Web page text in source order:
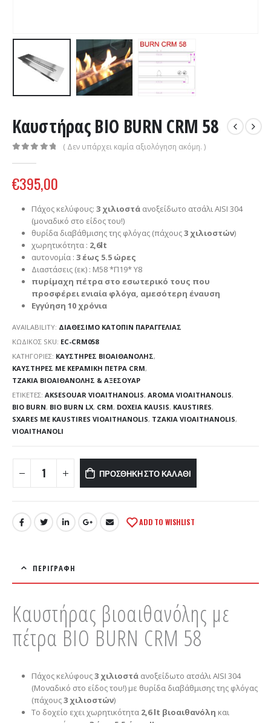
Καυστήρας BIO BURN CRM 58
( Δεν υπάρχει καμία αξιολόγηση ακόμη. )
€395,00
Πάχος κελύφους: 3 χιλιοστά ανοξείδωτο ατσάλι AISI 304
(μοναδικό στο είδος του!)
θυρίδα διαβάθμισης της φλόγας (πάχους3 χιλιοστών)
χωρητικότητα : 2,6lt
αυτονομία : 3 έως 5.5 ώρες
Διαστάσεις (εκ) : Μ58 *Π19* Υ8
πυρίμαχη πέτρα στο εσωτερικό τους που
προσφέρει ενιαία φλόγα, αμεσότερη έναυση
Εγγύηση 10 χρόνια
AVAILABILITY: ΔΙΑΘΈΣΙΜΟ ΚΑΤΌΠΙΝ ΠΑΡΑΓΓΕΛΊΑΣ
ΚΩΔΙΚΌΣ SKU: EC-CRM058
ΚΑΤΗΓΟΡΊΕΣ: ΚΑΥΣΤΗΡΕΣ ΒΙΟΑΙΘΑΝΟΛΗΣ,
ΚΑΥΣΤΗΡΕΣ ΜΕ ΚΕΡΑΜΙΚΗ ΠΕΤΡΑ CRM,
ΤΖΑΚΙΑ ΒΙΟΑΙΘΑΝΟΛΗΣ & ΑΞΕΣΟΥΑΡ
ΕΤΙΚΈΤΕΣ: AKSESOUAR VIOAITHANOLIS, AROMA VIOAITHANOLIS,
BIO BURN, BIO BURN LX, CRM, DOXEIA KAUSIS, KAUSTIRES,
SXARES ME KAUSTIRES VIOAITHANOLIS, TZAKIA VIOAITHANOLIS,
VIOAITHANOLI
ΠΡΟΣΘΉΚΗ ΣΤΟ ΚΑΛΆΘΙ
ADD TO WISHLIST
ΠΕΡΙΓΡΑΦΉ
Καυστήρας βιοαιθανόλης με
πέτρα BIO BURN CRM 58
Πάχος κελύφους3 χιλιοστά ανοξείδωτο ατσάλι AISI 304
(Μοναδικό στο είδος του!) με θυρίδα διαβάθμισης της φλόγας
(πάχους3 χιλιοστών)
Το δοχείο εχει χωρητικότητα 2,6 lt βιοαιθανόλη και